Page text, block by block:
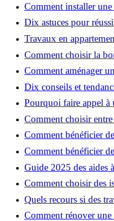
Comment installer
coût, étapes et conseils ?
Dix astuces pour
appartement
Travaux en
et bonnes pratiques
Comment choisir la
décoration et éviter les
Comment aménager
combles en espace
Dix conseils et
de la maison
Pourquoi faire appel à
pour garantir la
Comment choisir
permis de construire
Comment bénéficier
énergétique à Grenoble
Comment bénéficier
rénovation énergétique
Guide 2025 des aides
Voiron :
Comment choisir des
rénovation écologique ?
Quels recours si des
Comment rénover une